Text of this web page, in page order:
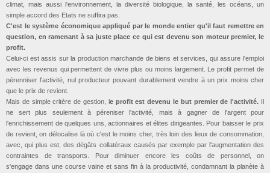
climat, mais aussi l'environnement, la diversité biologique, la santé, les océans, un
simple accord des Etats ne suffira pas.
C'est le système économique appliqué par le monde entier qu'il faut remettre en
question, en ramenant à sa juste place ce qui est devenu son moteur premier, le
profit.
Celui-ci est assis sur la production marchande de biens et services, qui assure l'emploi
avec les revenus qui permettent de vivre plus ou moins largement. Le profit permet de
pérenniser l'activité, nul producteur pouvant durablement vendre à un prix moins cher
que le prix de revient.
Mais de simple critère de gestion, le profit est devenu le but premier de l'activité. Il
ne sert plus seulement à péreniser l'activité, mais à gagner de l'argent pour
l'enrichissement de quelques uns, actionnaires et élites dirigeantes. Pour baisser le prix
de revient, on délocalise là où c'est le moins cher, très loin des lieux de consommation,
avec, qui plus est, des dégâts collatéraux causés par exemple par l'augmentation des
contraintes de transports. Pour diminuer encore les coûts de personnel, on
s'engage dans une course vaine et sans fin à la productivité, condamnant la planète à